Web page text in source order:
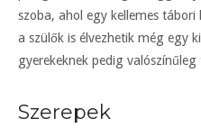
szoba, ahol egy kellemes
a szülők is élvezhetik még egy
gyerekeknek pedig
Szerepek